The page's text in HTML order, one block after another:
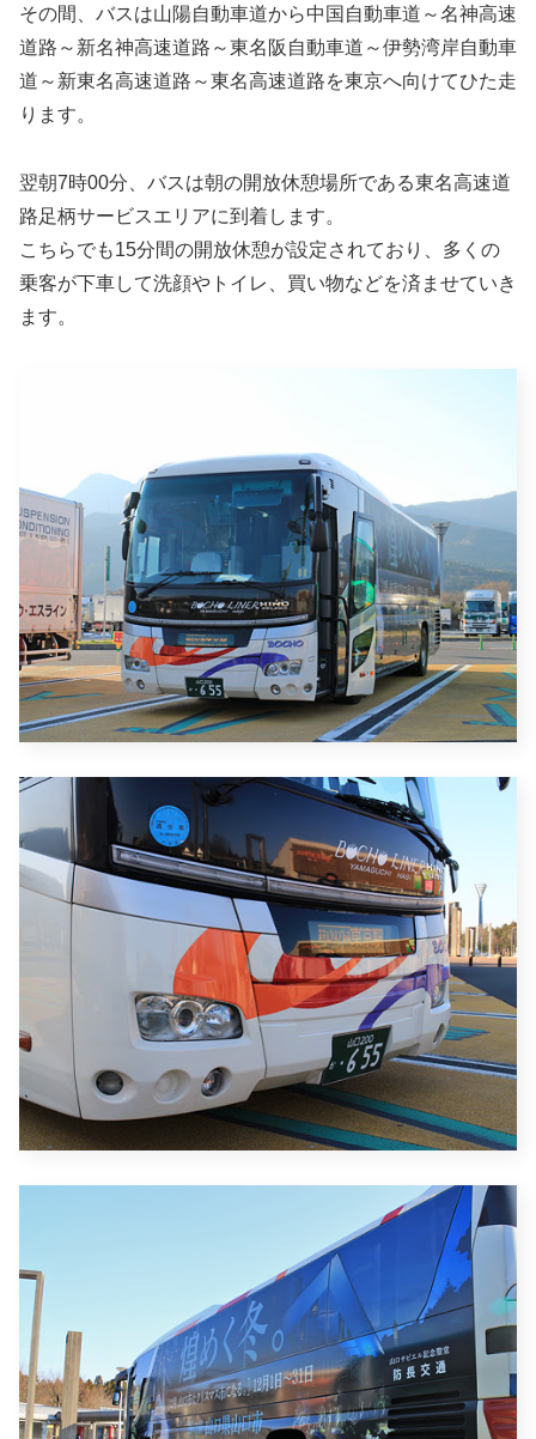
その間、バスは山陽自動車道から中国自動車道～名神高速
道路～新名神高速道路～東名阪自動車道～伊勢湾岸自動車
道～新東名高速道路～東名高速道路を東京へ向けてひた走
ります。
翌朝7時00分、バスは朝の開放休憩場所である東名高速道
路足柄サービスエリアに到着します。
こちらでも15分間の開放休憩が設定されており、多くの
乗客が下車して洗顔やトイレ、買い物などを済ませていき
ます。